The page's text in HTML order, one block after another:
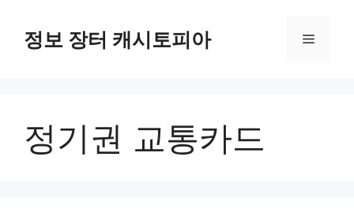
content정보 장터 캐시토피아 Menu
정기권 교통카드